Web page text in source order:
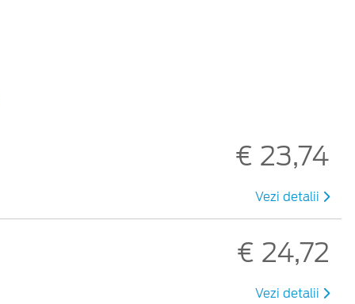
€ 23,74
Vezi detalii
€ 24,72
Vezi detalii